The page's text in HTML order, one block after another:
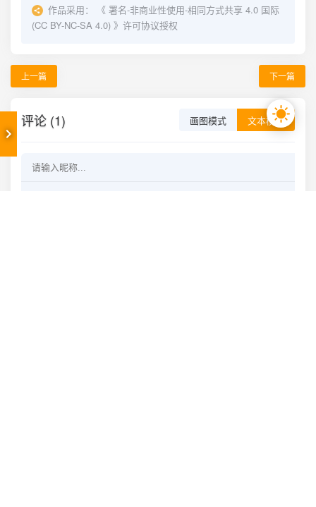
作品采用：
《 署名-非商业性使用-相同方式共享 4.0 国际
(CC BY-NC-SA 4.0) 》许可协议授权
上一篇 下一篇
评论 (1) 画图模式 文本模式